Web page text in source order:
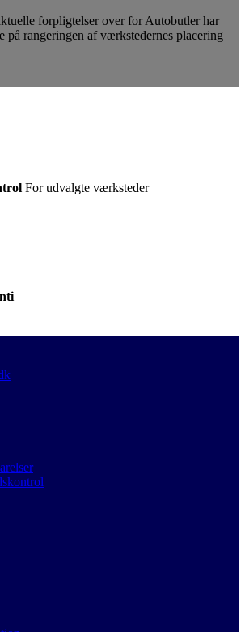
forpligtelser over for Autobutler har
på rangeringen af værkstedernes placering
For udvalgte værksteder